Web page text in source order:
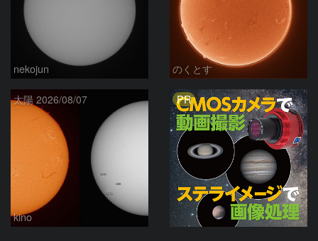
nekojun のくとす
太陽 2026/08/07
kino
PR